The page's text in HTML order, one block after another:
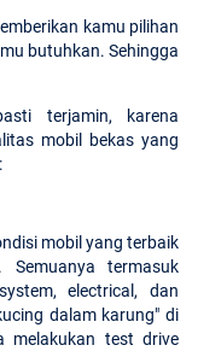
kamu pilihan
butuhkan. Sehingga
terjamin, karena
mobil bekas yang
mobil yang terbaik
termasuk
electrical, dan
dalam karung" di
melakukan test drive